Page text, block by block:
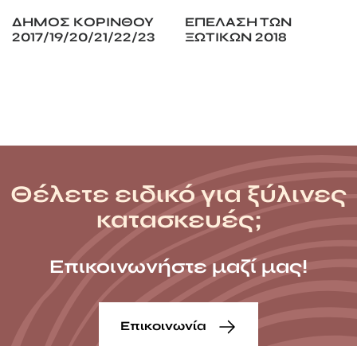
ΔΗΜΟΣ ΚΟΡΙΝΘΟΥ
2017/19/20/21/22/23
ΕΠΕΛΑΣΗ ΤΩΝ
ΞΩΤΙΚΩΝ 2018
Θέλετε ειδικό για ξύλινες
κατασκευές;
Επικοινωνήστε μαζί μας!
Επικοινωνία